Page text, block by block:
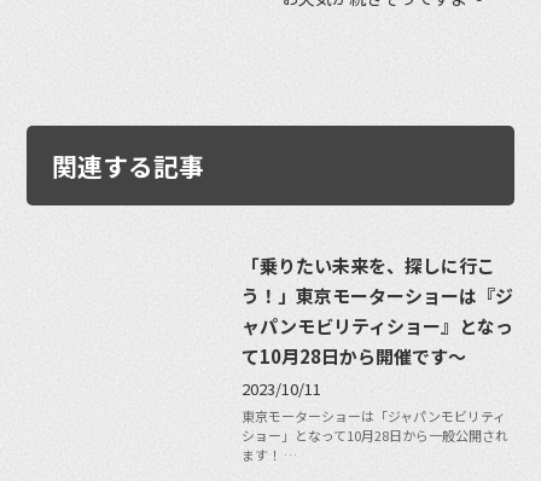
関連する記事
「乗りたい未来を、探しに行こ
う！」東京モーターショーは『ジ
ャパンモビリティショー』となっ
て10月28日から開催です〜
2023/10/11
東京モーターショーは「ジャパンモビリティ
ショー」となって10月28日から一般公開され
ます！ …